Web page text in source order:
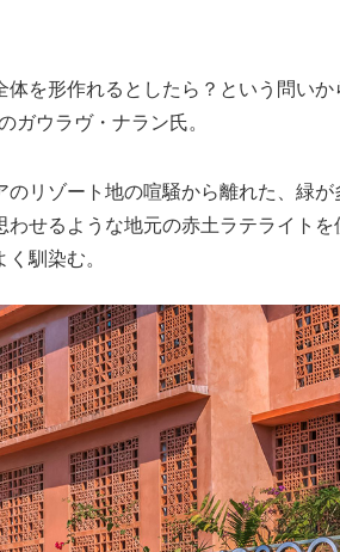
体を形作れるとしたら？という問いか
ガウラヴ・ナラン氏。
リゾート地の喧騒から離れた、緑が
せるような地元の赤土ラテライトを
馴染む。